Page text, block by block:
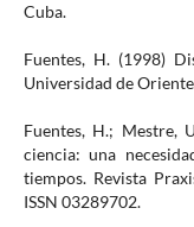
Cuba.
Fuentes, H. (1998)
Universidad de
Fuentes, H.; Mestre,
ciencia: una
tiempos. Revista
ISSN 03289702.